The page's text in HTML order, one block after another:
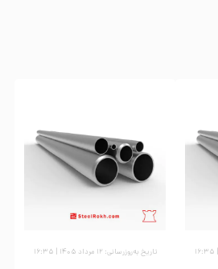
تاریخ به‌روزرسانی: ۱۲ مرداد ۱۴۰۵ | ۱۶:۳۵